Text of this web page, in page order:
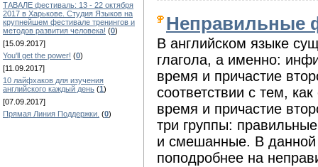
ТАВАЛЕ фестиваль: 13 - 22 октября
2017 в Харькове. Студия Языков на
крупнейшем фестивале тренингов и
методов развития человека! (0)
[15.09.2017]
You'll get the power! (0)
[11.09.2017]
10 лайфхаков для изучения
английского каждый день (1)
[07.09.2017]
Прямая Линия Поддержки. (0)
Неправильные
В английском языке
глагола, а именно:
время и причастие
соответствии с тем,
время и причастие
три группы:
и смешанные. В данной
поподробнее на